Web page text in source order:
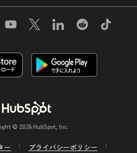
© 2026 HubSpot, Inc.
ー
プライバシーポリシー